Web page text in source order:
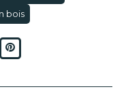
bois
Pinterest